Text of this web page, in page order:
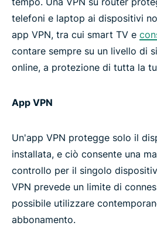
telefoni e laptop ai dispositivi
app VPN, tra cui smart TV e
contare sempre su un livello di
online, a protezione di tutta la
App VPN
Un'app VPN protegge solo il
installata, e ciò consente una
controllo per il singolo
VPN prevede un limite di
possibile utilizzare
abbonamento.